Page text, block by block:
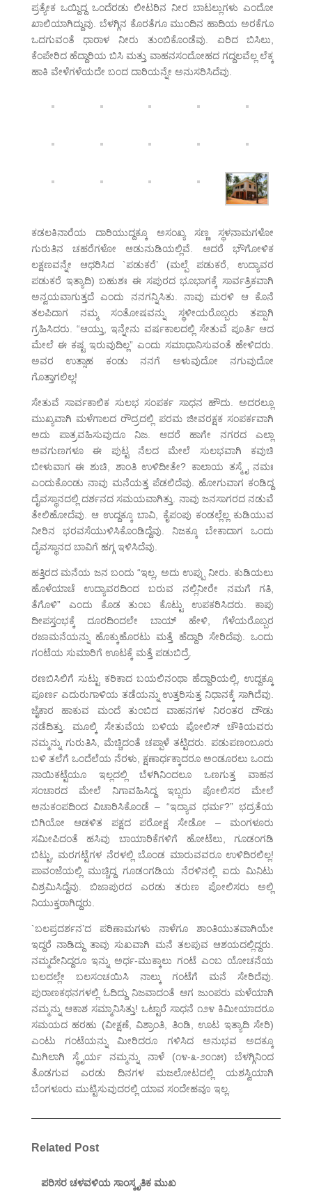
ಪ್ರತ್ಯೇಕ ಒಯ್ದಿದ್ದ ಒಂದೆರಡು ಲೀಟರಿನ ನೀರ ಬಾಟಲ್ಲುಗಳು ಎಂದೋ
ಖಾಲಿಯಾಗಿದ್ದುವು. ಬೆಳಗ್ಗಿನ ಕೊರತೆಗೂ ಮುಂದಿನ ಹಾದಿಯ ಅರಕೆಗೂ
ಒದಗುವಂತೆ ಧಾರಾಳ ನೀರು ತುಂಬಿಕೊಂಡೆವು. ಏರಿದ ಬಿಸಿಲು,
ಕೆಂಪೇರಿದ ಹೆದ್ದಾರಿಯ ಬಿಸಿ ಮತ್ತು ವಾಹನಸಂದೋಹದ ಗದ್ದಲವೆಲ್ಲ ಲೆಕ್ಕ
ಹಾಕಿ ವೇಳೆಗಳೆಯದೇ ಬಂದ ದಾರಿಯನ್ನೇ ಅನುಸರಿಸಿದೆವು.
ಕಡಲಕಿನಾರೆಯ ದಾರಿಯುದ್ದಕ್ಕೂ ಅಸಂಖ್ಯ ಸಣ್ಣ ಸ್ಥಳನಾಮಗಳೋ
ಗುರುತಿನ ಚಹರೆಗಳೋ ಆಡುನುಡಿಯಲ್ಲಿವೆ. ಆದರೆ ಭೌಗೋಳಿಕ
ಲಕ್ಷಣವನ್ನೇ ಆಧರಿಸಿದ `ಪಡುಕರೆ’ (ಮಲ್ಪೆ ಪಡುಕರೆ, ಉದ್ಯಾವರ
ಪಡುಕರೆ ಇತ್ಯಾದಿ) ಬಹುಶಃ ಈ ಸಪುರದ ಭೂಭಾಗಕ್ಕೆ ಸಾರ್ವತ್ರಿಕವಾಗಿ
ಅನ್ವಯವಾಗುತ್ತದೆ ಎಂದು ನನಗನ್ನಿಸಿತು. ನಾವು ಮರಳಿ ಆ ಕೊನೆ
ತಲಪಿದಾಗ ನಮ್ಮ ಸಂತೋಷವನ್ನು ಸ್ಥಳೀಯರೊಬ್ಬರು ತಪ್ಪಾಗಿ
ಗ್ರಹಿಸಿದರು. “ಆಯ್ತು, ಇನ್ನೇನು ವರ್ಷಕಾಲದಲ್ಲಿ ಸೇತುವೆ ಪೂರ್ತಿ ಆದ
ಮೇಲೆ ಈ ಕಷ್ಟ ಇರುವುದಿಲ್ಲ” ಎಂದು ಸಮಾಧಾನಿಸುವಂತೆ ಹೇಳಿದರು.
ಅವರ ಉತ್ಸಾಹ ಕಂಡು ನನಗೆ ಅಳುವುದೋ ನಗುವುದೋ
ಗೊತ್ತಾಗಲಿಲ್ಲ!
ಸೇತುವೆ ಸಾರ್ವಕಾಲಿಕ ಸುಲಭ ಸಂಪರ್ಕ ಸಾಧನ ಹೌದು. ಅದರಲ್ಲೂ
ಮುಖ್ಯವಾಗಿ ಮಳೆಗಾಲದ ರೌದ್ರದಲ್ಲಿ ಪರಮ ಜೀವರಕ್ಷಕ ಸಂಪರ್ಕವಾಗಿ
ಅದು ಪಾತ್ರವಹಿಸುವುದೂ ನಿಜ. ಆದರೆ ಹಾಗೇ ನಗರದ ಎಲ್ಲಾ
ಅವಗುಣಗಳೂ ಈ ಪುಟ್ಟ ನೆಲದ ಮೇಲೆ ಸುಲಭವಾಗಿ ಕವುಚಿ
ಬೀಳುವಾಗ ಈ ಶುಚಿ, ಶಾಂತಿ ಉಳಿದೀತೇ? ಕಾಲಾಯ ತಸ್ಮೈ ನಮಃ
ಎಂದುಕೊಂಡು ನಾವು ಮನೆಯತ್ತ ಪೆಡಲಿದೆವು. ಹೋಗುವಾಗ ಕಂಡಿದ್ದ
ದೈವಸ್ಥಾನದಲ್ಲಿ ದರ್ಶನದ ಸಮಯವಾಗಿತ್ತು. ನಾವು ಜನಸಾಗರದ ನಡುವೆ
ತೇಲಿಹೋದೆವು. ಆ ಉದ್ದಕ್ಕೂ ಬಾವಿ, ಕೈಪಂಪು ಕಂಡಲ್ಲೆಲ್ಲ ಕುಡಿಯುವ
ನೀರಿನ ಭರವಸೆಯುಳಿಸಿಕೊಂಡಿದ್ದೆವು. ನಿಜಕ್ಕೂ ಬೇಕಾದಾಗ ಒಂದು
ದೈವಸ್ಥಾನದ ಬಾವಿಗೆ ಹಗ್ಗ ಇಳಿಸಿದೆವು.
ಹತ್ತಿರದ ಮನೆಯ ಜನ ಬಂದು “ಇಲ್ಲ, ಅದು ಉಪ್ಪು ನೀರು. ಕುಡಿಯಲು
ಹೊಳೆಯಾಚೆ ಉದ್ಯಾವರದಿಂದ ಬರುವ ನಲ್ಲಿನೀರೇ ನಮಗೆ ಗತಿ,
ತೆಗೊಳಿ” ಎಂದು ಕೊಡ ತುಂಬ ಕೊಟ್ಟು ಉಪಕರಿಸಿದರು. ಕಾಪು
ದೀಪಸ್ತಂಭಕ್ಕೆ ದೂರದಿಂದಲೇ ಬಾಯ್ ಹೇಳಿ, ಗೆಳೆಯರೊಬ್ಬರ
ರಜಾಮನೆಯನ್ನು ಹೊಕ್ಕುಹೊರಟು ಮತ್ತೆ ಹೆದ್ದಾರಿ ಸೇರಿದೆವು. ಒಂದು
ಗಂಟೆಯ ಸುಮಾರಿಗೆ ಊಟಕ್ಕೆ ಮತ್ತೆ ಪಡುಬಿದ್ರೆ.
ರಣಬಿಸಿಲಿಗೆ ಸುಟ್ಟು ಕರಿಕಾದ ಬಯಲಿನಂಥಾ ಹೆದ್ದಾರಿಯಲ್ಲಿ, ಉದ್ದಕ್ಕೂ
ಪೂರ್ಣ ಎದುರುಗಾಳಿಯ ತಡೆಯನ್ನು ಉತ್ತರಿಸುತ್ತ ನಿಧಾನಕ್ಕೆ ಸಾಗಿದೆವು.
ಜೈಕಾರ ಹಾಕುವ ಮಂದೆ ತುಂಬಿದ ವಾಹನಗಳ ನಿರಂತರ ದೌಡು
ನಡೆದಿತ್ತು. ಮೂಲ್ಕಿ ಸೇತುವೆಯ ಬಳಿಯ ಪೋಲಿಸ್ ಚೌಕಿಯವರು
ನಮ್ಮನ್ನು ಗುರುತಿಸಿ, ಮೆಚ್ಚಿದಂತೆ ಚಪ್ಪಾಳೆ ತಟ್ಟಿದರು. ಪಡುಪಣಂಬೂರು
ಬಳಿ ತಲೆಗೆ ಒಂದೆಲೆಯ ನೆರಳು, ಕ್ಷಣಾರ್ಧಕ್ಕಾದರೂ ಅಂಡೂರಲು ಒಂದು
ನಾಯಿಕಟ್ಟೆಯೂ ಇಲ್ಲದಲ್ಲಿ ಬೆಳಗಿನಿಂದಲೂ ಒಣಗುತ್ತ ವಾಹನ
ಸಂಚಾರದ ಮೇಲೆ ನಿಗಾವಹಿಸಿದ್ದ ಇಬ್ಬರು ಪೋಲಿಸರ ಮೇಲೆ
ಅನುಕಂಪದಿಂದ ವಿಚಾರಿಸಿಕೊಂಡೆ – “ಇದ್ಯಾವ ಧರ್ಮ?” ಭದ್ರತೆಯ
ಬಿಗಿಯೋ ಆಡಳಿತ ಪಕ್ಷದ ಪರೋಕ್ಷ ಸೇಡೋ – ಮಂಗಳೂರು
ಸಮೀಪಿದಂತೆ ಹಸಿವು ಬಾಯಾರಿಕೆಗಳಿಗೆ ಹೋಟೆಲು, ಗೂಡಂಗಡಿ
ಬಿಟ್ಟು, ಮರಗಟ್ಟೆಗಳ ನೆರಳಲ್ಲಿ ಬೊಂಡ ಮಾರುವವರೂ ಉಳಿದಿರಲಿಲ್ಲ!
ಪಾವಂಜೆಯಲ್ಲಿ ಮುಚ್ಚಿದ್ದ ಗೂಡಂಗಡಿಯ ನೆರಳಿನಲ್ಲಿ ಐದು ಮಿನಿಟು
ವಿಶ್ರಮಿಸಿದ್ದೆವು. ಬಿಜಾಪುರದ ಎರಡು ತರುಣ ಪೋಲಿಸರು ಅಲ್ಲಿ
ನಿಯುಕ್ತರಾಗಿದ್ದರು.
`ಬಲಪ್ರದರ್ಶನ’ದ ಪರಿಣಾಮಗಳು ನಾಳೆಗೂ ಶಾಂತಿಯುತವಾಗಿಯೇ
ಇದ್ದರೆ ನಾಡಿದ್ದು ತಾವು ಸುಖವಾಗಿ ಮನೆ ತಲಪುವ ಆಶಯದಲ್ಲಿದ್ದರು.
ನಮ್ಮದೇನಿದ್ದರೂ ಇನ್ನು ಅರ್ಧ-ಮುಕ್ಕಾಲು ಗಂಟೆ ಎಂಬ ಯೋಚನೆಯ
ಬಲದಲ್ಲೇ ಬಲಸಂಚಯಿಸಿ ನಾಲ್ಕು ಗಂಟೆಗೆ ಮನೆ ಸೇರಿದೆವು.
ಪುರಾಣಕಥನಗಳಲ್ಲಿ ಓದಿದ್ದು ನಿಜವಾದಂತೆ ಆಗ ಜುಂಪರು ಮಳೆಯಾಗಿ
ನಮ್ಮನ್ನು ಆಕಾಶ ಸಮ್ಮಾನಿಸಿತ್ತು! ಒಟ್ಟಾರೆ ಸಾಧನೆ ೧೨೪ ಕಿಮೀಯಾದರೂ
ಸಮಯದ ಹರಹು (ವೀಕ್ಷಣೆ, ವಿಶ್ರಾಂತಿ, ತಿಂಡಿ, ಊಟ ಇತ್ಯಾದಿ ಸೇರಿ)
ಎಂಟು ಗಂಟೆಯನ್ನು ಮೀರಿದರೂ ಗಳಿಸಿದ ಅನುಭವ ಅದಕ್ಕೂ
ಮಿಗಿಲಾಗಿ ಸ್ಥೈರ್ಯ ನಮ್ಮನ್ನು ನಾಳೆ (೧೪-೩-೨೦೧೫) ಬೆಳಗ್ಗಿನಿಂದ
ತೊಡಗುವ ಎರಡು ದಿನಗಳ ಮಜಲೋಟದಲ್ಲಿ ಯಶಸ್ವಿಯಾಗಿ
ಬೆಂಗಳೂರು ಮುಟ್ಟಿಸುವುದರಲ್ಲಿ ಯಾವ ಸಂದೇಹವೂ ಇಲ್ಲ.
Related Post
ಪರಿಸರ ಚಳವಳಿಯ ಸಾಂಸ್ಕೃತಿಕ ಮುಖ